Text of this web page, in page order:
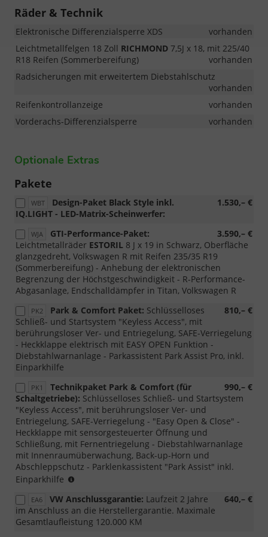
Räder & Technik
Elektronische Differenzialsperre XDS
vorhanden
Leichtmetallfelgen 18 Zoll RICHMOND 7,5J x 18, mit 225/40
R18 Reifen (Sommerbereifung)
vorhanden
Radsicherungen mit erweitertem Diebstahlschutz
vorhanden
Reifenkontrollanzeige
vorhanden
Vorderachs-Differenzialsperre
vorhanden
Optionale Extras
Pakete
WBT 1.530,– €
Design-Paket Black Style inkl.
IQ.LIGHT - LED-Matrix-Scheinwerfer:
WJA 3.590,– €
GTI-Performance-Paket:
Leichtmetallräder ESTORIL 8 J x 19 in Schwarz, Oberfläche
glanzgedreht, Volkswagen R mit Reifen 235/35 R19
(Sommerbereifung) - Anhebung der elektronischen
Begrenzung der Höchstgeschwindigkeit - R-Performance-
Abgasanlage, Endschalldämpfer in Titan, Volkswagen R
PK2 810,– €
Park & Comfort Paket: Schlüsselloses
Schließ- und Startsystem "Keyless Access", mit
berührungsloser Ver- und Entriegelung, SAFE-Verriegelung
- Heckklappe elektrisch mit EASY OPEN Funktion -
Diebstahlwarnanlage - Parkassistent Park Assist Pro, inkl.
Einparkhilfe
PK1 990,– €
Technikpaket Park & Comfort (für
Schaltgetriebe): Schlüsselloses Schließ- und Startsystem
"Keyless Access", mit berührungsloser Ver- und
Entriegelung, SAFE-Verriegelung - "Easy Open & Close" -
Heckklappe mit sensorgesteuerter Öffnung und
Schließung, mit Fernentriegelung - Diebstahlwarnanlage
mit Innenraumüberwachung, Back-up-Horn und
Abschleppschutz - Parklenkassistent "Park Assist" inkl.
Einparkhilfe
Variant
bestellbar
EA6 640,– €
VW Anschlussgarantie: Laufzeit 2 Jahre
im Anschluss an die Herstellergarantie. Maximale
Gesamtlaufleistung 120.000 KM